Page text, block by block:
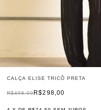
CALÇA ELISE TRICÔ PRETA
R$298,00
R$498,00